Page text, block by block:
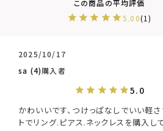
5.00 1
sa 4 購入者
2025/10/17
かわいいです、つけっぱなしでいい軽さ
トでリング.ピアス.ネックレスを購入し